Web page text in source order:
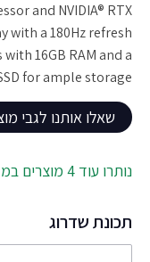
and NVIDIA® RTX
with a 180Hz refresh
16GB RAM and a
for ample storage.
שאלו אותנו לגבי
נותרו עוד 4 מוצרים במלאי
תכונת שדרוג